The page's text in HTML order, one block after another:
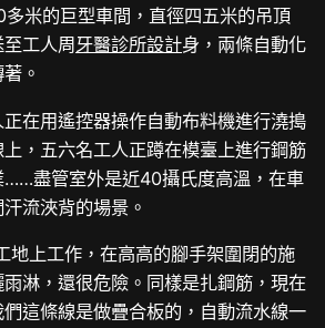
米的巨型車間，直徑四五米的吊頂
工人周 牙醫診所設計身，兩條自動化
。
在用遙控器操作自動布料機進行澆搗
，五六名工人正蹲在模臺上進行鋼筋
……盡管室外是近40攝氏度高溫，在車
流浹背的場景。
地上工作，在高高的腳手架圍閉的施
淋，還很危險。同樣是扎鋼筋，現在
這條線是做疊合板的，自動流水線一